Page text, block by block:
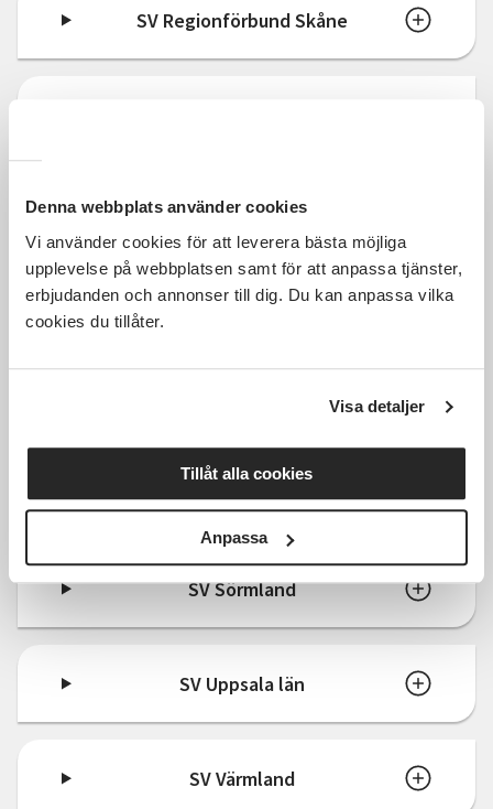
Denna webbplats använder cookies
Vi använder cookies för att leverera bästa möjliga
upplevelse på webbplatsen samt för att anpassa tjänster,
erbjudanden och annonser till dig. Du kan anpassa vilka
cookies du tillåter.
Visa detaljer
Tillåt alla cookies
Anpassa
SV Regionförbund Skåne
SV Skaraborg
SV Skåneland
SV Stockholms län
SV Sörmland
SV Uppsala län
SV Värmland